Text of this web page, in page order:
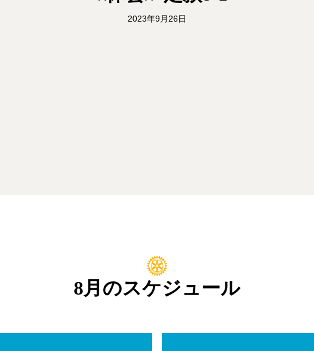
2023年9月26日
8月のスケジュール